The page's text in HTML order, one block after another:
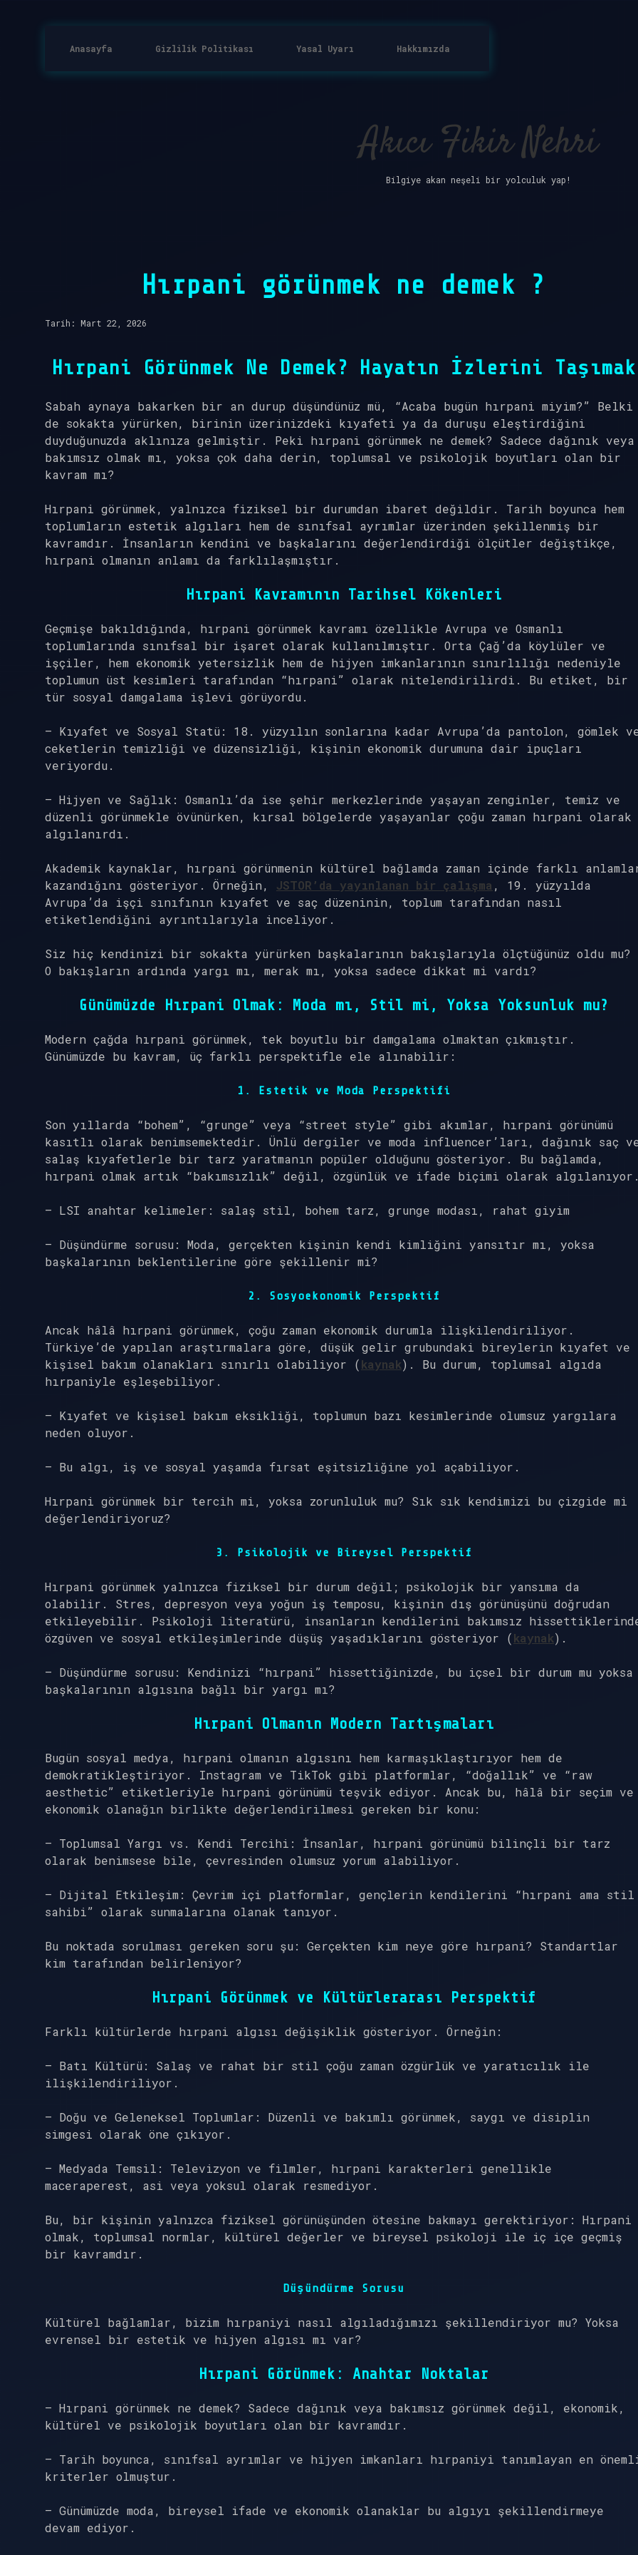
Anasayfa Gizlilik Politikası Yasal Uyarı Hakkımızda
Akıcı Fikir Nehri
Bilgiye akan neşeli bir yolculuk yap!
Hırpani görünmek ne demek ?
Tarih: Mart 22, 2026
Hırpani Görünmek Ne Demek? Hayatın İzlerini Taşımak
Sabah aynaya bakarken bir an durup düşündünüz mü, “Acaba bugün hırpani miyim?” Belki
de sokakta yürürken, birinin üzerinizdeki kıyafeti ya da duruşu eleştirdiğini
duyduğunuzda aklınıza gelmiştir. Peki hırpani görünmek ne demek? Sadece dağınık veya
bakımsız olmak mı, yoksa çok daha derin, toplumsal ve psikolojik boyutları olan bir
kavram mı?
Hırpani görünmek, yalnızca fiziksel bir durumdan ibaret değildir. Tarih boyunca hem
toplumların estetik algıları hem de sınıfsal ayrımlar üzerinden şekillenmiş bir
kavramdır. İnsanların kendini ve başkalarını değerlendirdiği ölçütler değiştikçe,
hırpani olmanın anlamı da farklılaşmıştır.
Hırpani Kavramının Tarihsel Kökenleri
Geçmişe bakıldığında, hırpani görünmek kavramı özellikle Avrupa ve Osmanlı
toplumlarında sınıfsal bir işaret olarak kullanılmıştır. Orta Çağ’da köylüler ve
işçiler, hem ekonomik yetersizlik hem de hijyen imkanlarının sınırlılığı nedeniyle
toplumun üst kesimleri tarafından “hırpani” olarak nitelendirilirdi. Bu etiket, bir
tür sosyal damgalama işlevi görüyordu.
– Kıyafet ve Sosyal Statü: 18. yüzyılın sonlarına kadar Avrupa’da pantolon, gömlek
ceketlerin temizliği ve düzensizliği, kişinin ekonomik durumuna dair ipuçları
veriyordu.
– Hijyen ve Sağlık: Osmanlı’da ise şehir merkezlerinde yaşayan zenginler, temiz ve
düzenli görünmekle övünürken, kırsal bölgelerde yaşayanlar çoğu zaman hırpani olarak
algılanırdı.
Akademik kaynaklar, hırpani görünmenin kültürel bağlamda zaman içinde farklı
kazandığını gösteriyor. Örneğin, JSTOR’da yayınlanan bir çalışma , 19. yüzyılda
Avrupa’da işçi sınıfının kıyafet ve saç düzeninin, toplum tarafından nasıl
etiketlendiğini ayrıntılarıyla inceliyor.
Siz hiç kendinizi bir sokakta yürürken başkalarının bakışlarıyla ölçtüğünüz oldu mu?
O bakışların ardında yargı mı, merak mı, yoksa sadece dikkat mi vardı?
Günümüzde Hırpani Olmak: Moda mı, Stil mi, Yoksa Yoksunluk mu?
Modern çağda hırpani görünmek, tek boyutlu bir damgalama olmaktan çıkmıştır.
Günümüzde bu kavram, üç farklı perspektifle ele alınabilir:
1. Estetik ve Moda Perspektifi
Son yıllarda “bohem”, “grunge” veya “street style” gibi akımlar, hırpani görünümü
kasıtlı olarak benimsemektedir. Ünlü dergiler ve moda influencer’ları, dağınık saç
salaş kıyafetlerle bir tarz yaratmanın popüler olduğunu gösteriyor. Bu bağlamda,
hırpani olmak artık “bakımsızlık” değil, özgünlük ve ifade biçimi olarak
– LSI anahtar kelimeler: salaş stil, bohem tarz, grunge modası, rahat giyim
– Düşündürme sorusu: Moda, gerçekten kişinin kendi kimliğini yansıtır mı, yoksa
başkalarının beklentilerine göre şekillenir mi?
2. Sosyoekonomik Perspektif
Ancak hâlâ hırpani görünmek, çoğu zaman ekonomik durumla ilişkilendiriliyor.
Türkiye’de yapılan araştırmalara göre, düşük gelir grubundaki bireylerin kıyafet ve
kişisel bakım olanakları sınırlı olabiliyor (kaynak). Bu durum, toplumsal algıda
hırpaniyle eşleşebiliyor.
– Kıyafet ve kişisel bakım eksikliği, toplumun bazı kesimlerinde olumsuz yargılara
neden oluyor.
– Bu algı, iş ve sosyal yaşamda fırsat eşitsizliğine yol açabiliyor.
Hırpani görünmek bir tercih mi, yoksa zorunluluk mu? Sık sık kendimizi bu çizgide mi
değerlendiriyoruz?
3. Psikolojik ve Bireysel Perspektif
Hırpani görünmek yalnızca fiziksel bir durum değil; psikolojik bir yansıma da
olabilir. Stres, depresyon veya yoğun iş temposu, kişinin dış görünüşünü doğrudan
etkileyebilir. Psikoloji literatürü, insanların kendilerini bakımsız
özgüven ve sosyal etkileşimlerinde düşüş yaşadıklarını gösteriyor (kaynak).
– Düşündürme sorusu: Kendinizi “hırpani” hissettiğinizde, bu içsel bir durum mu yoksa
başkalarının algısına bağlı bir yargı mı?
Hırpani Olmanın Modern Tartışmaları
Bugün sosyal medya, hırpani olmanın algısını hem karmaşıklaştırıyor hem de
demokratikleştiriyor. Instagram ve TikTok gibi platformlar, “doğallık” ve “raw
aesthetic” etiketleriyle hırpani görünümü teşvik ediyor. Ancak bu, hâlâ bir seçim ve
ekonomik olanağın birlikte değerlendirilmesi gereken bir konu:
– Toplumsal Yargı vs. Kendi Tercihi: İnsanlar, hırpani görünümü bilinçli bir tarz
olarak benimsese bile, çevresinden olumsuz yorum alabiliyor.
– Dijital Etkileşim: Çevrim içi platformlar, gençlerin kendilerini “hırpani ama stil
sahibi” olarak sunmalarına olanak tanıyor.
Bu noktada sorulması gereken soru şu: Gerçekten kim neye göre hırpani? Standartlar
kim tarafından belirleniyor?
Hırpani Görünmek ve Kültürlerarası Perspektif
Farklı kültürlerde hırpani algısı değişiklik gösteriyor. Örneğin:
– Batı Kültürü: Salaş ve rahat bir stil çoğu zaman özgürlük ve yaratıcılık ile
ilişkilendiriliyor.
– Doğu ve Geleneksel Toplumlar: Düzenli ve bakımlı görünmek, saygı ve disiplin
simgesi olarak öne çıkıyor.
– Medyada Temsil: Televizyon ve filmler, hırpani karakterleri genellikle
maceraperest, asi veya yoksul olarak resmediyor.
Bu, bir kişinin yalnızca fiziksel görünüşünden ötesine bakmayı gerektiriyor: Hırpani
olmak, toplumsal normlar, kültürel değerler ve bireysel psikoloji ile iç içe geçmiş
bir kavramdır.
Düşündürme Sorusu
Kültürel bağlamlar, bizim hırpaniyi nasıl algıladığımızı şekillendiriyor mu? Yoksa
evrensel bir estetik ve hijyen algısı mı var?
Hırpani Görünmek: Anahtar Noktalar
– Hırpani görünmek ne demek? Sadece dağınık veya bakımsız görünmek değil, ekonomik,
kültürel ve psikolojik boyutları olan bir kavramdır.
– Tarih boyunca, sınıfsal ayrımlar ve hijyen imkanları hırpaniyi tanımlayan en
kriterler olmuştur.
– Günümüzde moda, bireysel ifade ve ekonomik olanaklar bu algıyı şekillendirmeye
devam ediyor.